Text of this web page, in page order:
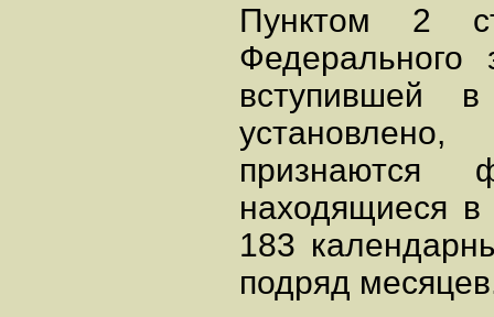
Пунктом 2
признаются
находящиеся
183
подряд